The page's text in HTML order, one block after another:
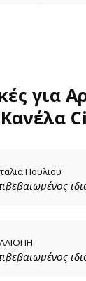
για
Πουλιου